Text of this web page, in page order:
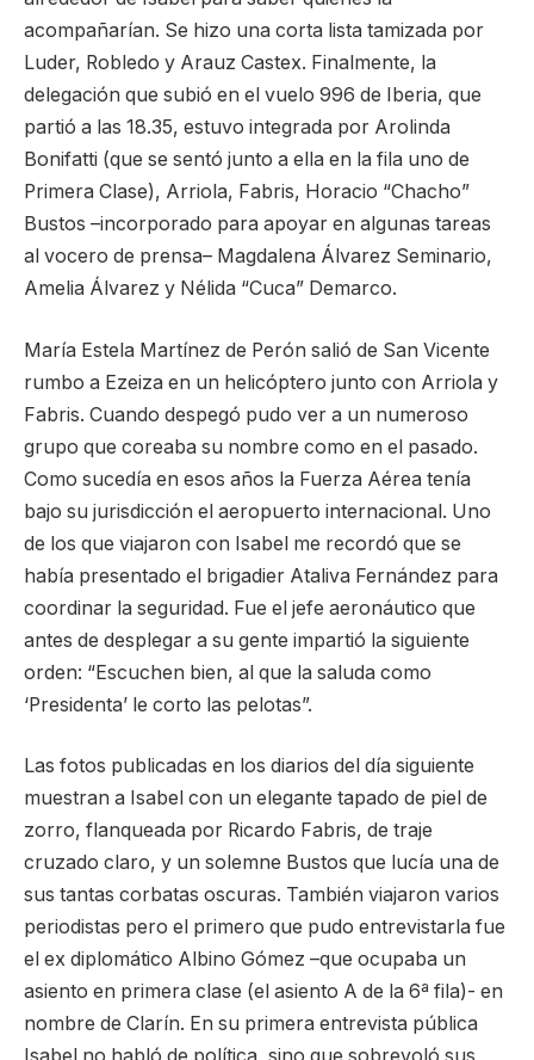
acompañarían. Se hizo una corta lista tamizada por
Luder, Robledo y Arauz Castex. Finalmente, la
delegación que subió en el vuelo 996 de Iberia, que
partió a las 18.35, estuvo integrada por Arolinda
Bonifatti (que se sentó junto a ella en la fila uno de
Primera Clase), Arriola, Fabris, Horacio “Chacho”
Bustos –incorporado para apoyar en algunas tareas
al vocero de prensa– Magdalena Álvarez Seminario,
Amelia Álvarez y Nélida “Cuca” Demarco.
María Estela Martínez de Perón salió de San Vicente
rumbo a Ezeiza en un helicóptero junto con Arriola y
Fabris. Cuando despegó pudo ver a un numeroso
grupo que coreaba su nombre como en el pasado.
Como sucedía en esos años la Fuerza Aérea tenía
bajo su jurisdicción el aeropuerto internacional. Uno
de los que viajaron con Isabel me recordó que se
había presentado el brigadier Ataliva Fernández para
coordinar la seguridad. Fue el jefe aeronáutico que
antes de desplegar a su gente impartió la siguiente
orden: “Escuchen bien, al que la saluda como
‘Presidenta’ le corto las pelotas”.
Las fotos publicadas en los diarios del día siguiente
muestran a Isabel con un elegante tapado de piel de
zorro, flanqueada por Ricardo Fabris, de traje
cruzado claro, y un solemne Bustos que lucía una de
sus tantas corbatas oscuras. También viajaron varios
periodistas pero el primero que pudo entrevistarla fue
el ex diplomático Albino Gómez –que ocupaba un
asiento en primera clase (el asiento A de la 6ª fila)- en
nombre de Clarín. En su primera entrevista pública